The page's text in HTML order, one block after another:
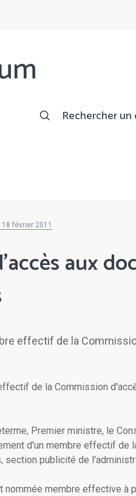
Rechercher
février 2011
aux
effectif de la
de la Commission
Premier ministre, le
d'un membre effectif de
publicité de
nommée membre effective à